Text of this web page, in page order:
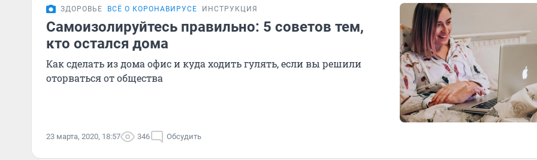
ЗДОРОВЬЕ ВСЁ О КОРОНАВИРУСЕ ИНСТРУКЦИЯ
Самоизолируйтесь правильно: 5 советов тем,
кто остался дома
Как сделать из дома офис и куда ходить гулять, если вы решили
оторваться от общества
23 марта, 2020, 18:57 346 Обсудить